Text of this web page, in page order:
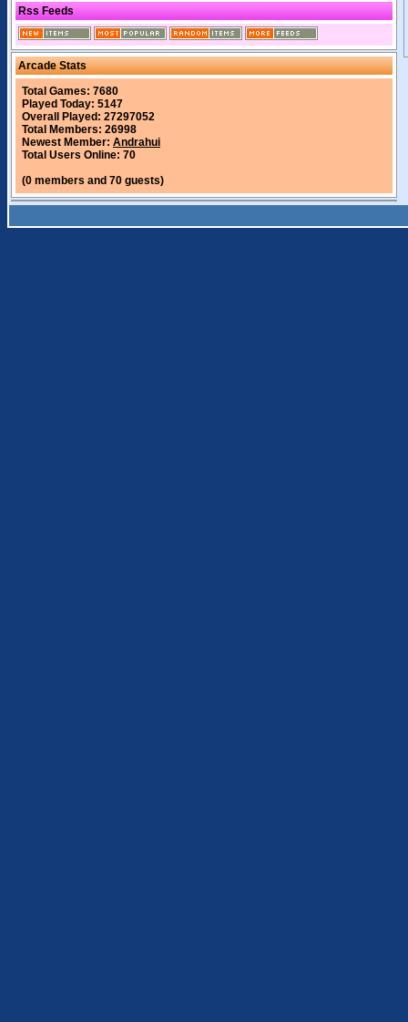
Rss Feeds
Arcade Stats
Total Games: 7680
Played Today: 5147
Overall Played: 27297052
Total Members: 26998
Newest Member: Andrahui
Total Users Online: 70
(0 members and 70 guests)